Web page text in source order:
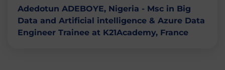
Adedotun ADEBOYE, Nigeria - Msc in Big
Data and Artificial intelligence & Azure Data
Engineer Trainee at K21Academy, France